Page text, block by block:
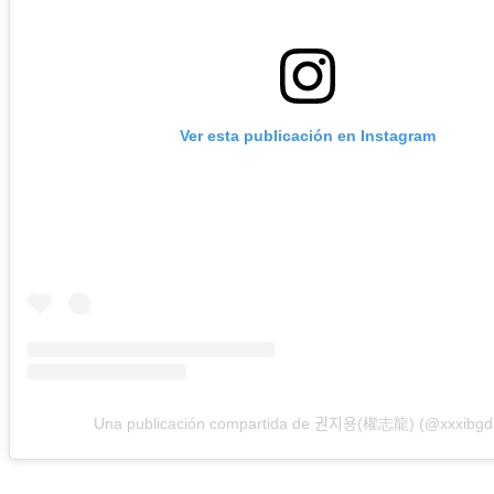
Ver esta publicación en Instagram
Una publicación compartida de 권지용(權志龍)